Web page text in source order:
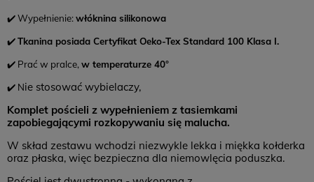
✔️ Wypełnienie:włóknina silikonowa
✔️Tkanina posiada Certyfikat Oeko-Tex Standard 100 Klasa I.
✔️ Prać w pralce,w temperaturze 40°
✔️ Nie stosować wybielaczy,
Komplet pościeli z wypełnieniem z tasiemkami
zapobiegającymi rozkopywaniu się malucha.
W skład zestawu wchodzi niezwykle lekka i miękka kołderka
oraz płaska, więc bezpieczna dla niemowlęcia poduszka.